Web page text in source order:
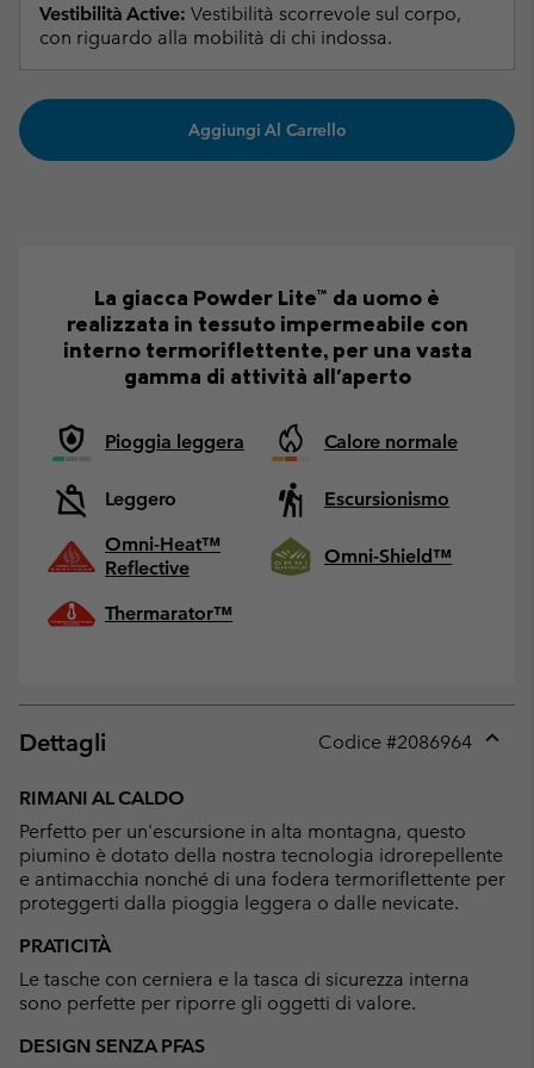
Vestibilità Active: Vestibilità scorrevole sul corpo,
con riguardo alla mobilità di chi indossa.
Aggiungi Al Carrello
La giacca Powder Lite™ da uomo è
realizzata in tessuto impermeabile con
interno termoriflettente, per una vasta
gamma di attività all'aperto
Pioggia leggera Calore normale
Leggero
Escursionismo
Omni-Heat™
Reflective
Omni-Shield™
Thermarator™
Dettagli Codice #2086964
RIMANI AL CALDO
Perfetto per un'escursione in alta montagna, questo
piumino è dotato della nostra tecnologia idrorepellente
e antimacchia nonché di una fodera termoriflettente per
proteggerti dalla pioggia leggera o dalle nevicate.
PRATICITÀ
Le tasche con cerniera e la tasca di sicurezza interna
sono perfette per riporre gli oggetti di valore.
DESIGN SENZA PFAS